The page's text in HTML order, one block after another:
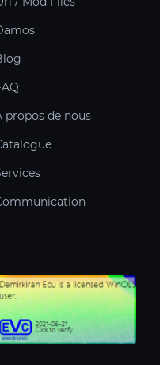
propos de nous